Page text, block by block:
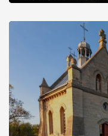
«реставрації»
планується
корпусі колишнього
комплексу Катедри.
“реставрація”
(збереження) […]